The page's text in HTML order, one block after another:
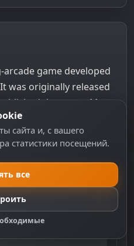
game developed
was originally released
the game. Most
"Exceptional". You can
сайта и, с вашего
статистики посещений.
все